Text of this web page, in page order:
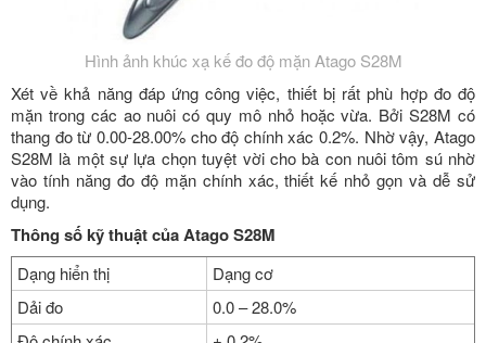
Hình ảnh khúc xạ kế đo độ mặn Atago S28M
Xét về khả năng đáp ứng công việc, thiết bị rất phù hợp đo độ
mặn trong các ao nuôi có quy mô nhỏ hoặc vừa. Bởi S28M có
thang đo từ 0.00-28.00% cho độ chính xác 0.2%. Nhờ vậy, Atago
S28M là một sự lựa chọn tuyệt vời cho bà con nuôi tôm sú nhờ
vào tính năng đo độ mặn chính xác, thiết kế nhỏ gọn và dễ sử
dụng.
Thông số kỹ thuật của Atago S28M
Dạng hiển thị
Dạng cơ
Dải đo
0.0 – 28.0%